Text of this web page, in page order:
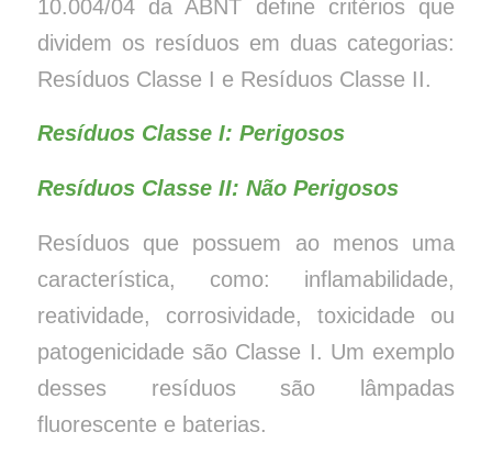
10.004/04 da ABNT define critérios que
dividem os resíduos em duas categorias:
Resíduos Classe I e Resíduos Classe II.
Resíduos Classe I: Perigosos
Resíduos Classe II: Não Perigosos
Resíduos que possuem ao menos uma
característica, como: inflamabilidade,
reatividade, corrosividade, toxicidade ou
patogenicidade são Classe I. Um exemplo
desses resíduos são lâmpadas
fluorescente e baterias.